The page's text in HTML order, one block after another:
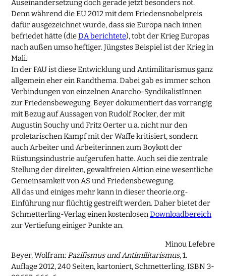
Auseinandersetzung doch gerade jetzt besonders not.
Denn während die EU 2012 mit dem Friedensnobelpreis
dafür ausgezeichnet wurde, dass sie Europa nach innen
befriedet hätte (dieDA berichtete), tobt der Krieg Europas
nach außen umso heftiger. Jüngstes Beispiel ist der Krieg in
Mali.
In der FAU ist diese Entwicklung und Antimilitarismus ganz
allgemein eher ein Randthema. Dabei gab es immer schon
Verbindungen von einzelnen Anarcho-SyndikalistInnen
zur Friedensbewegung. Beyer dokumentiert das vorrangig
mit Bezug auf Aussagen von Rudolf Rocker, der mit
Augustin Souchy und Fritz Oerter u.a. nicht nur den
proletarischen Kampf mit der Waffe kritisiert, sondern
auch Arbeiter und Arbeiterinnen zum Boykott der
Rüstungsindustrie aufgerufen hatte. Auch sei die zentrale
Stellung der direkten, gewaltfreien Aktion eine wesentliche
Gemeinsamkeit von AS und Friedensbewegung.
All das und einiges mehr kann in dieser theorie.org-
Einführung nur flüchtig gestreift werden. Daher bietet der
Schmetterling-Verlag einen kostenlosenDownloadbereich
zur Vertiefung einiger Punkte an.
Minou Lefebre
Beyer, Wolfram:Pazifismus und Antimilitarismus, 1.
Auflage 2012, 240 Seiten, kartoniert, Schmetterling, ISBN 3-